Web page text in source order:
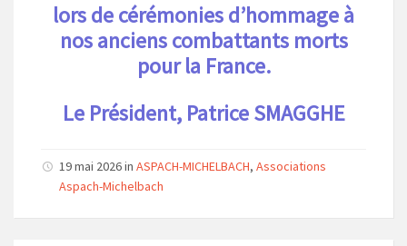
lors de cérémonies d’hommage à
nos anciens combattants morts
pour la France.
Le Président, Patrice SMAGGHE
19 mai 2026 in ASPACH-MICHELBACH, Associations
Aspach-Michelbach